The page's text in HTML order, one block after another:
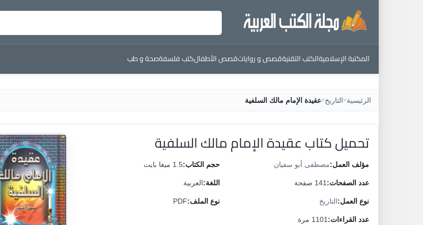
المكتبة الإسلاميةالكتب التقنيةقصص و رواياتقصص الأطفالكتب فلسفةصحة و طب
الرئيسية>التاريخ>عقيدة الإمام مالك السلفية
تحميل كتاب عقيدة الإمام مالك السلفية
مؤلف العمل:مصطفى أبو سفيان حجم الكتاب:1.5 ميغا بايت
عدد الصفحات: 141 صفحة اللغة:العربية
نوع العمل:التاريخ نوع الملف:PDF
عدد القراءات: 1101 مرة